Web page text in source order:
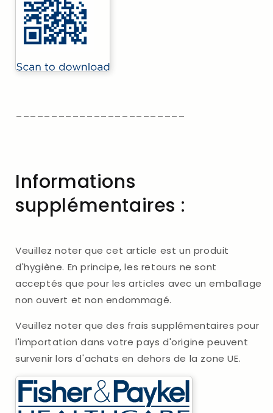
Informations
supplémentaires :
Veuillez noter que cet article est un produit
d'hygiène. En principe, les retours ne sont
acceptés que pour les articles avec un emballage
non ouvert et non endommagé.
Veuillez noter que des frais supplémentaires pour
l'importation dans votre pays d'origine peuvent
survenir lors d'achats en dehors de la zone UE.